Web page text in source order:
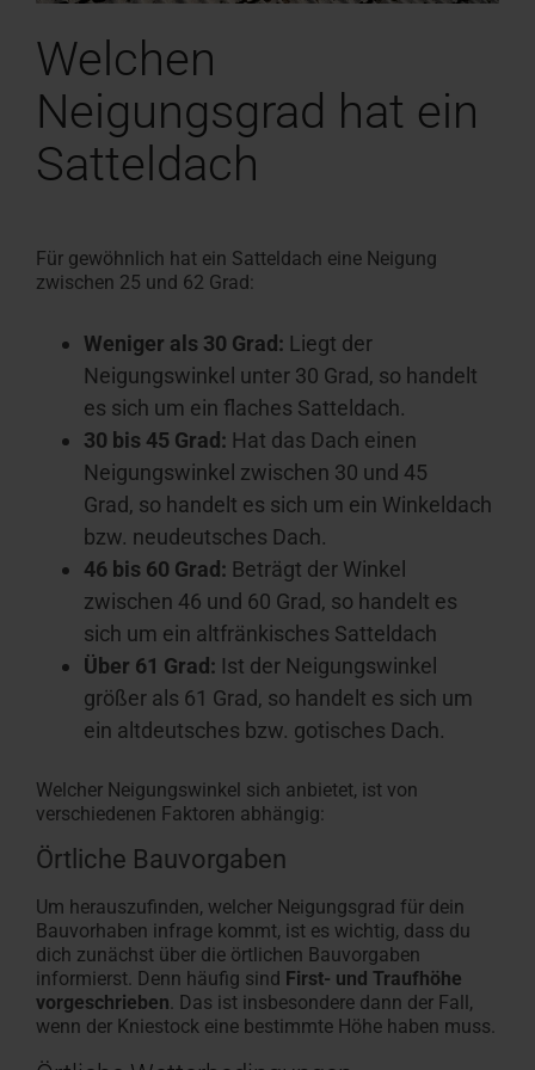
Welchen
Neigungsgrad hat ein
Satteldach
Für gewöhnlich hat ein Satteldach eine Neigung
zwischen 25 und 62 Grad:
Weniger als 30 Grad: Liegt der
Neigungswinkel unter 30 Grad, so handelt
es sich um ein flaches Satteldach.
30 bis 45 Grad: Hat das Dach einen
Neigungswinkel zwischen 30 und 45
Grad, so handelt es sich um ein Winkeldach
bzw. neudeutsches Dach.
46 bis 60 Grad: Beträgt der Winkel
zwischen 46 und 60 Grad, so handelt es
sich um ein altfränkisches Satteldach
Über 61 Grad: Ist der Neigungswinkel
größer als 61 Grad, so handelt es sich um
ein altdeutsches bzw. gotisches Dach.
Welcher Neigungswinkel sich anbietet, ist von
verschiedenen Faktoren abhängig:
Örtliche Bauvorgaben
Um herauszufinden, welcher Neigungsgrad für dein
Bauvorhaben infrage kommt, ist es wichtig, dass du
dich zunächst über die örtlichen Bauvorgaben
informierst. Denn häufig sind First- und Traufhöhe
vorgeschrieben. Das ist insbesondere dann der Fall,
wenn der Kniestock eine bestimmte Höhe haben muss.